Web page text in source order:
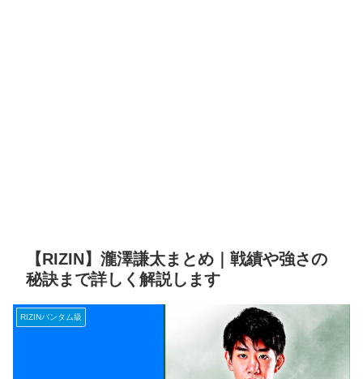
【RIZIN】瀧澤謙太まとめ｜戦績や強さの
秘訣まで詳しく解説します
RIZINバンタム級